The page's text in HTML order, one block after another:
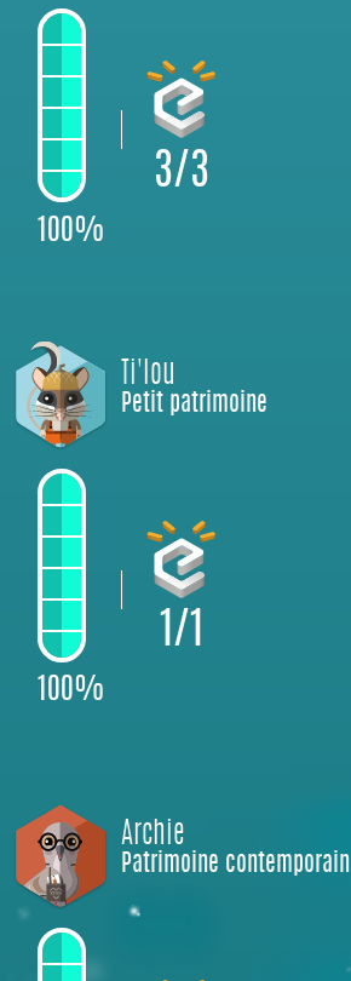
100%
3/3
Ti'lou
Petit patrimoine
100%
1/1
Archie
Patrimoine contemporain